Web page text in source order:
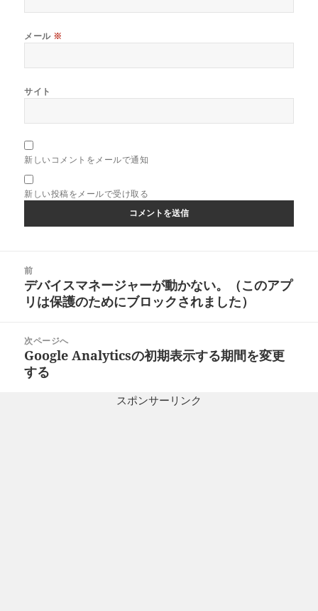
メール ※
サイト
新しいコメントをメールで通知
新しい投稿をメールで受け取る
前
前
の
稿:
デバイスマネージャーが動かない。（このアプ
リは保護のためにブロックされました）
次ページへ
次
の
Google Analyticsの初期表示する期間を変更
する
スポンサーリンク